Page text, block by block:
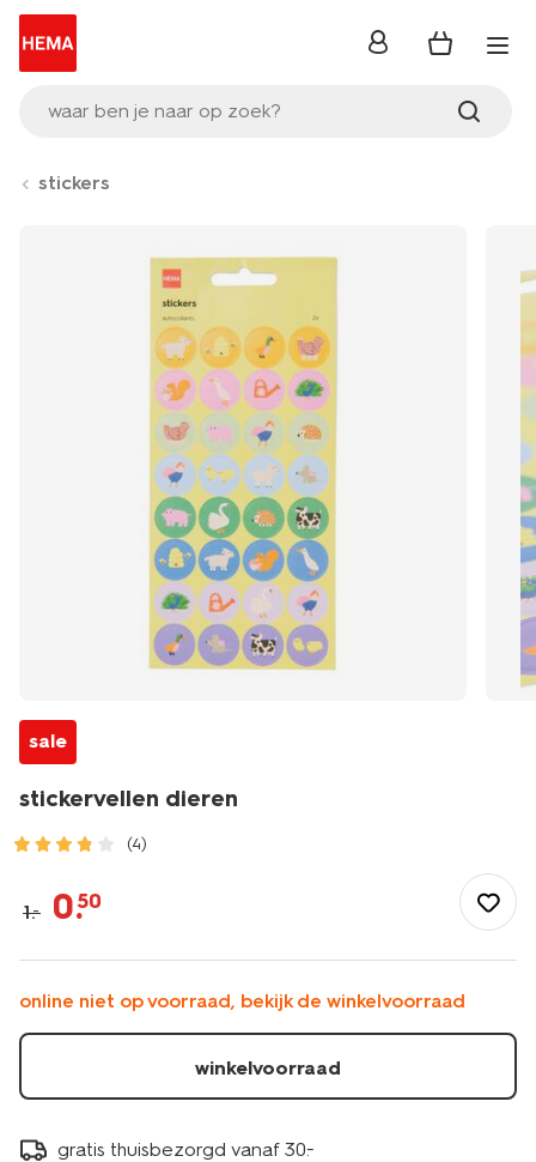
waar ben je naar op zoek?
inloggen
stickers
sale
stickervellen dieren
(4)
hobby/knutselen/stickers/stickervellen-
dieren-
1.– 0.50
online niet op voorraad, bekijk de winkelvoorraad
winkelvoorraad
gratis thuisbezorgd vanaf 30.-